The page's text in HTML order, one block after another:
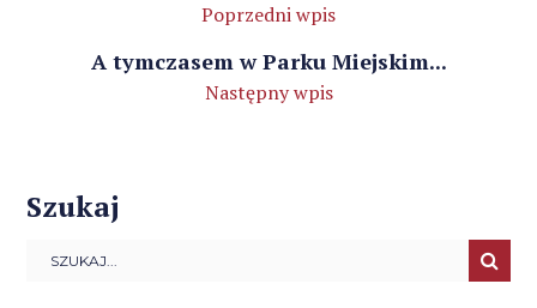
Poprzedni wpis
A tymczasem w Parku Miejskim...
Następny wpis
Szukaj